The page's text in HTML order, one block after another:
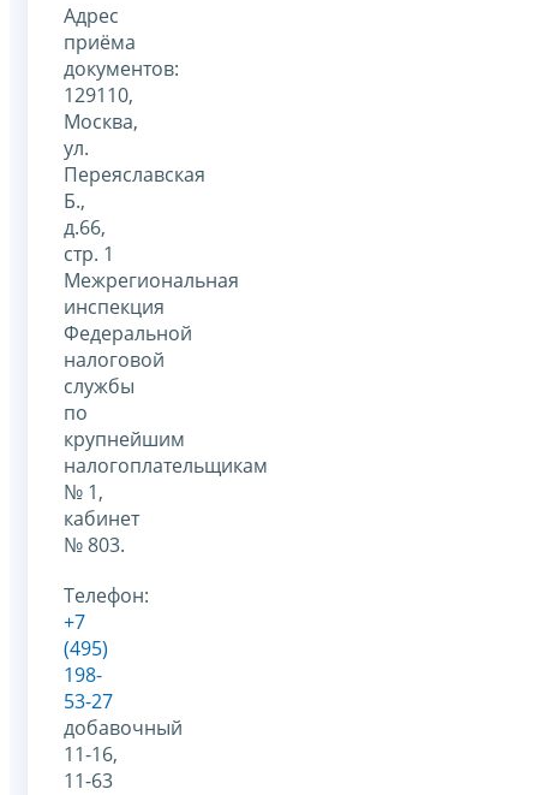
Адрес
приёма
документов:
129110,
Москва,
ул.
Переяславская
Б.,
д.66,
стр. 1
Межрегиональная
инспекция
Федеральной
налоговой
службы
по
крупнейшим
налогоплательщикам
№ 1,
кабинет
№ 803.
Телефон:
+7
(495)
198-
53-27
добавочный
11-16,
11-63